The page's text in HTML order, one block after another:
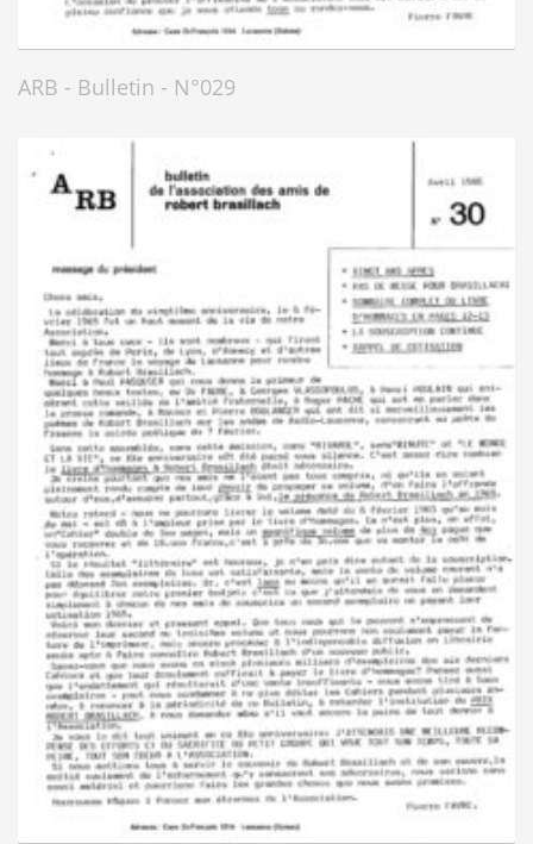
ARB - Bulletin - N°029